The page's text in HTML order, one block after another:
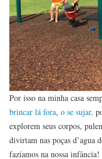
Por isso na minha casa
brincar lá fora, o se sujar,
explorem seus corpos,
divirtam nas poças d’agua
fazíamos na nossa infância!